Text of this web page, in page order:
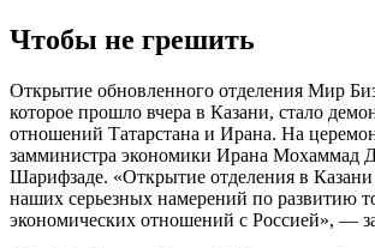
Чтобы не грешить
Открытие обновленного отделения Мир
которое прошло вчера в Казани, стало
отношений Татарстана и Ирана. На
замминистра экономики Ирана Мохаммад
Шарифзаде. «Открытие отделения в
наших серьезных намерений по развитию
экономических отношений с Россией», —